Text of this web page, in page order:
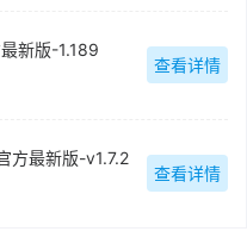
新版-1.189
查看详情
方最新版-v1.7.2
查看详情